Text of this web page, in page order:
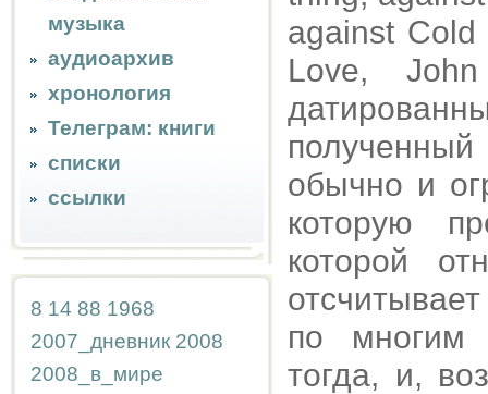
музыка
аудиоархив
хронология
Телеграм: книги
списки
ссылки
8 14 88 1968
2007_дневник 2008
2008_в_мире
against
Love,
обычно и
которую
которой
по многим
тогда, и,